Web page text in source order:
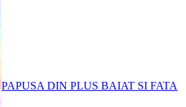
PAPUSA DIN PLUS BAIAT SI FATA